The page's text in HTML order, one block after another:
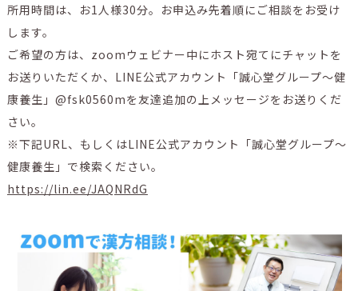
所用時間は、お1人様30分。お申込み先着順にご相談をお受け
します。
ご希望の方は、zoomウェビナー中にホスト宛てにチャットを
お送りいただくか、LINE公式アカウント「誠心堂グループ～健
康養生」@fsk0560mを友達追加の上メッセージをお送りくだ
さい。
※下記URL、もしくはLINE公式アカウント「誠心堂グループ～
健康養生」で検索ください。
https://lin.ee/JAQNRdG